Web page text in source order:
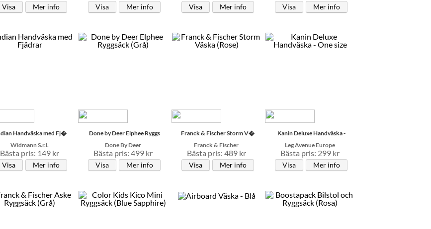
Visa Mer info Visa Mer info Visa Mer info Visa Mer info
Handväska med Fj�
Widmann S.r.l.
Bästa pris: 149 kr
Visa Mer info
Done by Deer Elphee Ryggs
Done By Deer
Bästa pris: 499 kr
Visa Mer info
Franck & Fischer Storm V�
Franck & Fischer
Bästa pris: 489 kr
Visa Mer info
Kanin Deluxe Handväska -
Leg Avenue Europe
Bästa pris: 299 kr
Visa Mer info